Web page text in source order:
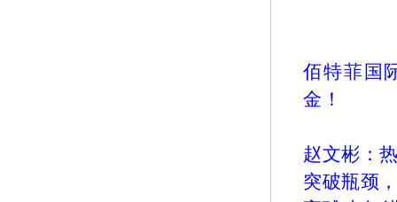
佰特菲国
金！
赵文彬：
突破瓶颈